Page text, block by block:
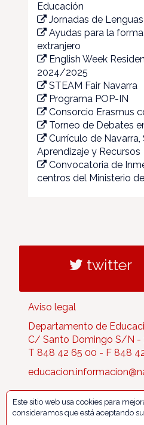
Educación
Jornadas de
Ayudas para la
extranjero
English Week
2024/2025
STEAM Fair Navarra
Programa POP-IN
Consorcio Erasmus
Torneo de Debates
Currículo de
Aprendizaje y Recursos
Convocatoria de
centros del Ministerio
twitter
Aviso legal
Departamento de
C/ Santo Domingo S/N -
T 848 42 65 00 - F 848
Este sitio web usa cookies para
consideramos que está aceptando